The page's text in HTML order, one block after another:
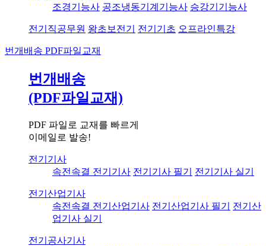
조경기능사 공조냉동기계기능사 승강기기능사
전기직공무원 왕초보전기 전기기초 오프라인특강
번개배송 PDF파일교재
번개배송
(PDF파일교재)
PDF 파일로 교재를 빠르게
이메일로 발송!
전기기사
속전속결 전기기사 전기기사 필기 전기기사 실기
전기산업기사
속전속결 전기산업기사 전기산업기사 필기
전기산
업기사 실기
전기공사기사